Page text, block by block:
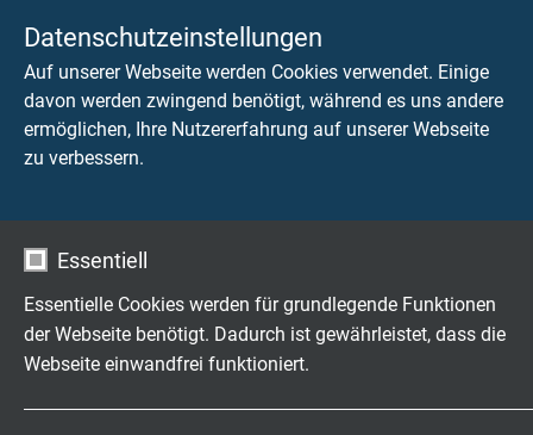
Datenschutzeinstellungen
Auf unserer Webseite werden Cookies verwendet. Einige
davon werden zwingend benötigt, während es uns andere
ermöglichen, Ihre Nutzererfahrung auf unserer Webseite
zu verbessern.
Essentiell
Essentielle Cookies werden für grundlegende Funktionen
der Webseite benötigt. Dadurch ist gewährleistet, dass die
Webseite einwandfrei funktioniert.
12 x 0,50 mm²
Artikel anfragen
Artikel anfragen
L62809602 2 x 0,75 mm² 6,5 mm
Artikel anfragen